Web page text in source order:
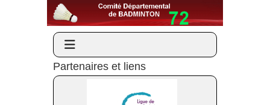
Partenaires et liens